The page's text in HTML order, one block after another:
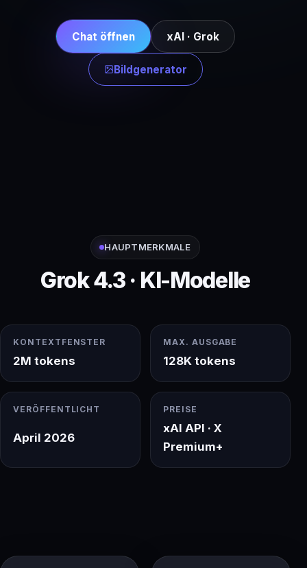
Chat öffnen xAI · Grok
Bildgenerator
HAUPTMERKMALE
Grok 4.3 · KI-Modelle
KONTEXTFENSTER
2M tokens
MAX. AUSGABE
128K tokens
VERÖFFENTLICHT
April 2026
PREISE
xAI API · X
Premium+